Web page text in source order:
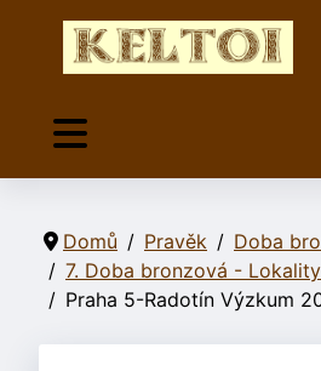
Domů Pravěk
Doba
7. Doba bronzová -
Praha 5-Radotín Výzkum